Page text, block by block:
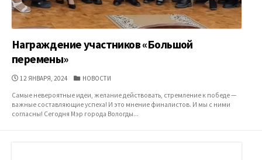
Награждение участников «Большой
перемены»
ДАТА
12 ЯНВАРЯ, 2024 КАТЕГОРИИ
НОВОСТИ
Самые невероятные идеи, желание действовать, стремление к победе —
важные составляющие успеха! И это мнение финалистов. И мы с ними
согласны! Сегодня Мэр города Вологды...